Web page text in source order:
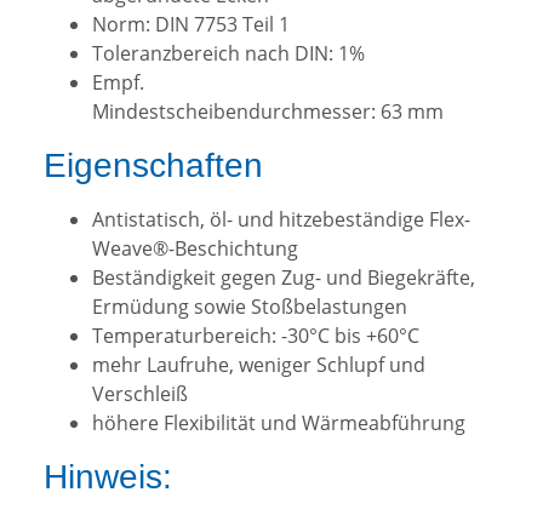
Norm: DIN 7753 Teil 1
Toleranzbereich nach DIN: 1%
Empf.
Mindestscheibendurchmesser: 63 mm
Eigenschaften
Antistatisch, öl- und hitzebeständige Flex-
Weave®-Beschichtung
Beständigkeit gegen Zug- und Biegekräfte,
Ermüdung sowie Stoßbelastungen
Temperaturbereich: -30°C bis +60°C
mehr Laufruhe, weniger Schlupf und
Verschleiß
höhere Flexibilität und Wärmeabführung
Hinweis: